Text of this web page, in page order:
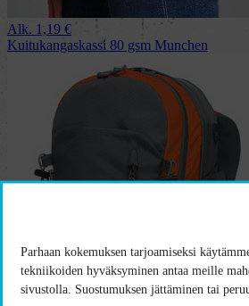
Parhaan kokemuksen tarjoamiseksi
tekniikoiden hyväksyminen antaa meille
sivustolla. Suostumuksen jättäminen tai
Alk. 1,19 €
Kuitukangaskassi 80 gsm Munchen